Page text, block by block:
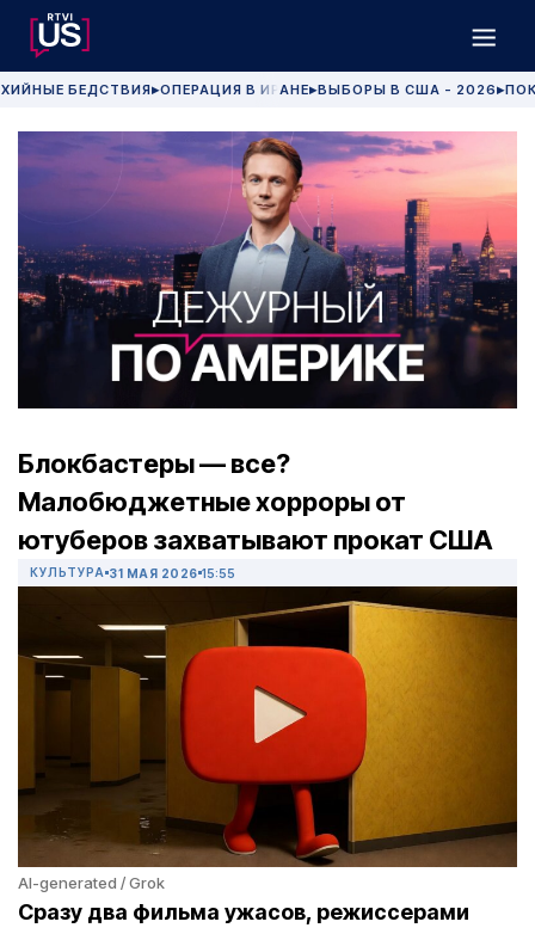
БЕДСТВИЯ▶ОПЕРАЦИЯ В ИРАНЕ▶ВЫБОРЫ В США - 2026 ▶
Блокбастеры — все?
Малобюджетные хорроры от
ютуберов захватывают прокат США
КУЛЬТУРА 31 МАЯ 2026 15:55
AI-generated / Grok
Сразу два фильма ужасов, режиссерами